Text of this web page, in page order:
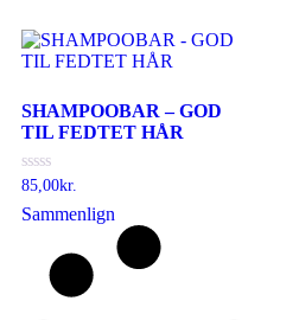
SHAMPOOBAR – GOD
TIL FEDTET HÅR
Vurderet
ud
85,00kr.
Sammenlign